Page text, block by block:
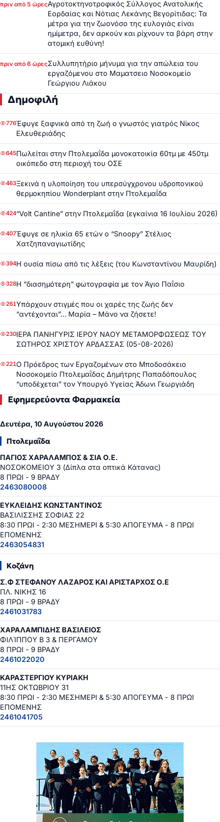
πριν από 5 ώρεςΑγροτοκτηνοτροφικός Σύλλογος Ανατολικής
Εορδαίας και Νότιας Λεκάνης Βεγορίτιδας: Τα
μέτρα για την ζωονόσο της ευλογιάς είναι
ημίμετρα, δεν αρκούν και ρίχνουν τα βάρη στην
ατομική ευθύνη!
πριν από 6 ώρεςΣυλλυπητήριο μήνυμα για την απώλεια του
εργαζόμενου στο Μαματσειο Νοσοκομείο
Γεώργιου Λιάκου
Δημοφιλή
776Έφυγε ξαφνικά από τη ζωή ο γνωστός γιατρός Νίκος
Ελευθεριάδης
645Πωλείται στην Πτολεμαΐδα μονοκατοικία 60τμ με 450τμ
οικόπεδο στη περιοχή του ΟΣΕ
463Ξεκινά η υλοποίηση του υπερσύγχρονου υδροπονικού
θερμοκηπίου Wonderplant στην Πτολεμαΐδα
424“Volt Cantine” στην Πτολεμαΐδα (εγκαίνια 16 Ιουλίου 2026)
407Έφυγε σε ηλικία 65 ετών ο “Snoopy” Στέλιος
Χατζηπαναγιωτίδης
394Η ουσία πίσω από τις λέξεις (του Κωνσταντίνου Μαυρίδη)
328Η “διασημότερη” φωτογραφία με τον Άγιο Παΐσιο
261Υπάρχουν στιγμές που οι χαρές της ζωής δεν
“αντέχονται”… Μαρία – Μάνο να ζήσετε!
230ΙΕΡΑ ΠΑΝΗΓΥΡΙΣ ΙΕΡΟΥ ΝΑΟΥ ΜΕΤΑΜΟΡΦΩΣΕΩΣ ΤΟΥ
ΣΩΤΗΡΟΣ ΧΡΙΣΤΟΥ ΑΡΔΑΣΣΑΣ (05-08-2026)
221Ο Πρόεδρος των Εργαζομένων στο Μποδοσάκειο
Νοσοκομείο Πτολεμαΐδας Δημήτρης Παπαδόπουλος
“υποδέχεται” τον Υπουργό Υγείας Άδωνι Γεωργιάδη
Εφημερεύοντα Φαρμακεία
Δευτέρα, 10 Αυγούστου 2026
Πτολεμαΐδα
ΠΑΓΙΟΣ ΧΑΡΑΛΑΜΠΟΣ & ΣΙΑ Ο.Ε.
ΝΟΣΟΚΟΜΕΙΟΥ 3 (Δίπλα στα οπτικά Κάτανας)
8 ΠΡΩΙ - 9 ΒΡΑΔΥ
2463080008
ΕΥΚΛΕΙΔΗΣ ΚΩΝΣΤΑΝΤΙΝΟΣ
ΒΑΣΙΛΙΣΣΗΣ ΣΟΦΙΑΣ 22
8:30 ΠΡΩΙ - 2:30 ΜΕΣΗΜΕΡΙ & 5:30 ΑΠΟΓΕΥΜΑ - 8 ΠΡΩΙ
ΕΠΟΜΕΝΗΣ
2463054831
Κοζάνη
Σ.Φ ΣΤΕΦΑΝΟΥ ΛΑΖΑΡΟΣ ΚΑΙ ΑΡΙΣΤΑΡΧΟΣ Ο.Ε
ΠΛ. ΝΙΚΗΣ 16
8 ΠΡΩΙ - 9 ΒΡΑΔΥ
2461031783
ΧΑΡΑΛΑΜΠΙΔΗΣ ΒΑΣΙΛΕΙΟΣ
ΦΙΛΊΠΠΟΥ Β 3 & ΠΕΡΓΑΜΟΥ
8 ΠΡΩΙ - 9 ΒΡΑΔΥ
2461022020
ΚΑΡΑΣΤΕΡΓΙΟΥ ΚΥΡΙΑΚΗ
11ΗΣ ΟΚΤΩΒΡΙΟΥ 31
8:30 ΠΡΩΙ - 2:30 ΜΕΣΗΜΕΡΙ & 5:30 ΑΠΟΓΕΥΜΑ - 8 ΠΡΩΙ
ΕΠΟΜΕΝΗΣ
2461041705